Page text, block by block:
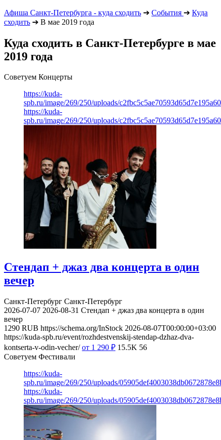
Афиша Санкт-Петербурга - куда сходить ➔ События ➔ Куда
сходить ➔ В мае 2019 года
Куда сходить в Санкт-Петербурге в мае
2019 года
Советуем Концерты
https://kuda-
spb.ru/image/269/250/uploads/
https://kuda-
spb.ru/image/269/250/uploads/
Стендап + джаз два концерта в один
вечер
Санкт-Петербург Санкт-Петербург
2026-07-07 2026-08-31 Стендап + джаз два концерта в один
вечер
1290 RUB https://schema.org/InStock 2026-08-07T00:00:00+03:00
https://kuda-spb.ru/event/rozhdestvenskij-stendap-dzhaz-dva-
kontserta-v-odin-vecher/ от 1 290 ₽ 15.5K 56
Советуем Фестивали
https://kuda-
spb.ru/image/269/250/uploads/
https://kuda-
spb.ru/image/269/250/uploads/